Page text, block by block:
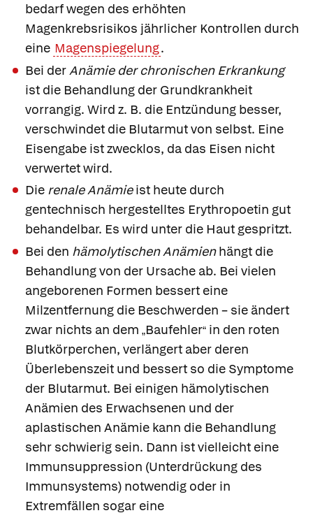
bedarf wegen des erhöhten
Magenkrebsrisikos jährlicher Kontrollen durch
eine Magenspiegelung.
Bei derAnämie der chronischen Erkrankung
ist die Behandlung der Grundkrankheit
vorrangig. Wird z. B. die Entzündung besser,
verschwindet die Blutarmut von selbst. Eine
Eisengabe ist zwecklos, da das Eisen nicht
verwertet wird.
Die renale Anämieist heute durch
gentechnisch hergestelltes Erythropoetin gut
behandelbar. Es wird unter die Haut gespritzt.
Bei den hämolytischen Anämienhängt die
Behandlung von der Ursache ab. Bei vielen
angeborenen Formen bessert eine
Milzentfernung die Beschwerden – sie ändert
zwar nichts an dem „Baufehler“ in den roten
Blutkörperchen, verlängert aber deren
Überlebenszeit und bessert so die Symptome
der Blutarmut. Bei einigen hämolytischen
Anämien des Erwachsenen und der
aplastischen Anämie kann die Behandlung
sehr schwierig sein. Dann ist vielleicht eine
Immunsuppression (Unterdrückung des
Immunsystems) notwendig oder in
Extremfällen sogar eine